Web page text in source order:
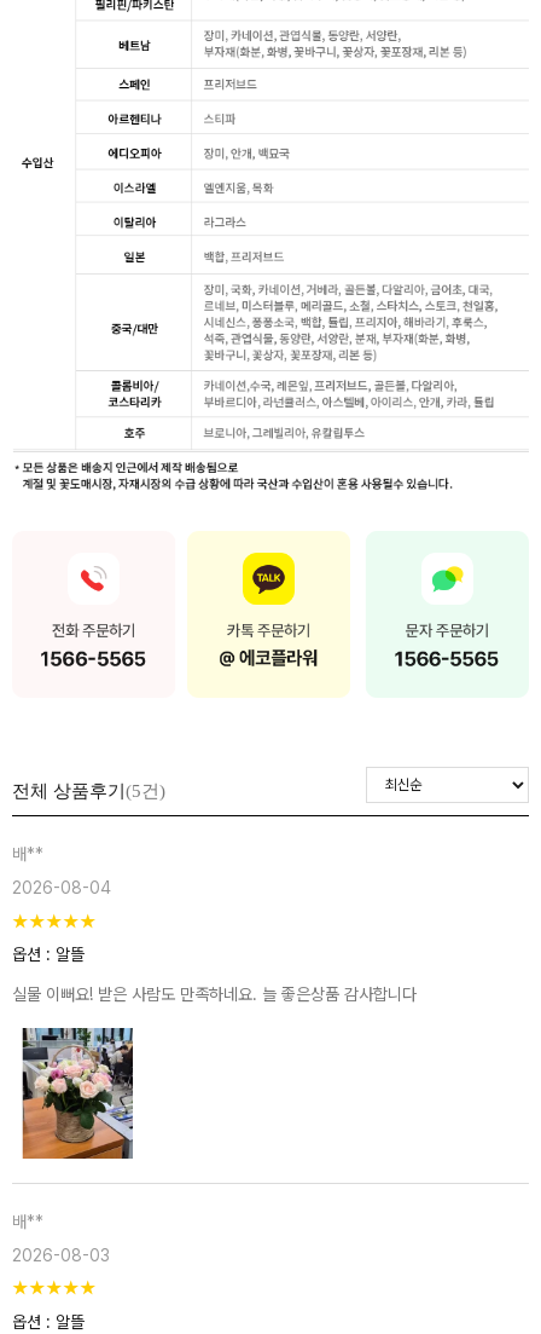
전체 상품후기 (5건)
배**
2026-08-04
★★★★★
옵션 : 알뜰
실물 이뻐요! 받은 사람도 만족하네요. 늘 좋은상품 감사합니다
배**
2026-08-03
★★★★★
옵션 : 알뜰